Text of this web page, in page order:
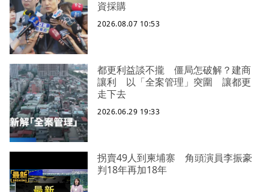
資採購
2026.08.07 10:53
都更利益談不攏 僵局怎破解？建商
讓利 以「全案管理」突圍 讓都更
走下去
2026.06.29 19:33
拐賣49人到柬埔寨 角頭演員李振豪
判18年再加18年